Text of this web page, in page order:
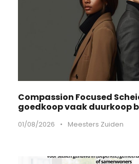
Compassion Focused
goedkoop vaak duurkoop
01/08/2026 • Meesters Zuiden